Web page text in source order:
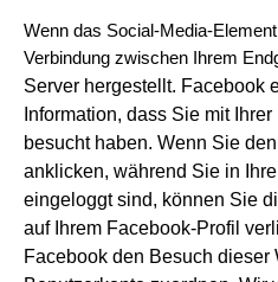
Wenn das Social-Media-
Verbindung zwischen Ihrem
Server hergestellt. Facebook
Information, dass Sie mit
besucht haben. Wenn Sie
anklicken, während Sie in
eingeloggt sind, können Sie
auf Ihrem Facebook-Profil
Facebook den Besuch dieser